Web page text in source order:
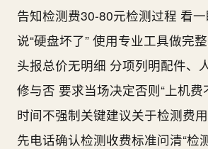
告知检测费30-80元检测过程 看
说“硬盘坏了” 使用专业工具做完
头报总价无明细 分项列明配件、
修与否 要求当场决定否则“上机费
时间不强制关键建议关于检测费
先电话确认检测收费标准问清“检